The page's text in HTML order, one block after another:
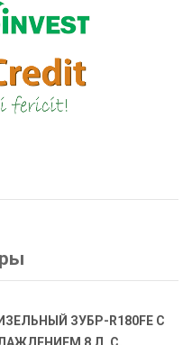
ЗУБР-R180FE С
8 Л. С.